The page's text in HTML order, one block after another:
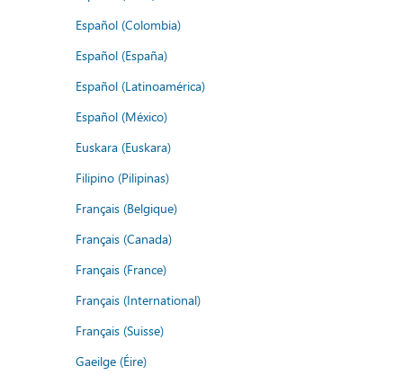
Español (Colombia)
Español (España)
Español (Latinoamérica)
Español (México)
Euskara (Euskara)
Filipino (Pilipinas)
Français (Belgique)
Français (Canada)
Français (France)
Français (International)
Français (Suisse)
Gaeilge (Éire)